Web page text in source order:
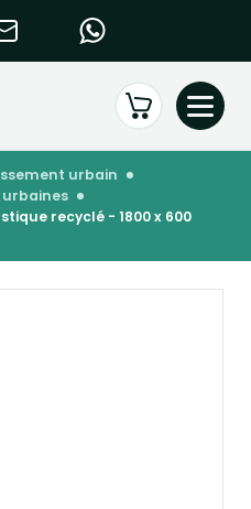
urbain
urbaines